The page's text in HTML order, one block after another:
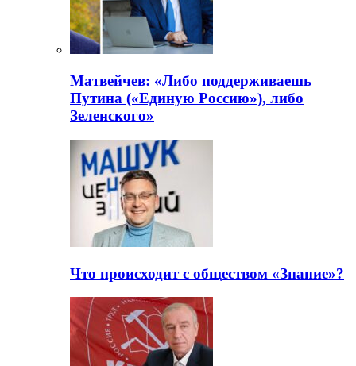
Матвейчев: «Либо поддерживаешь
Путина («Единую Россию»), либо
Зеленского»
Что происходит с обществом «Знание»?